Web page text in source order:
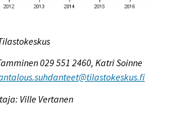
029 551 2460, Katri Soinne
Ville Vertanen